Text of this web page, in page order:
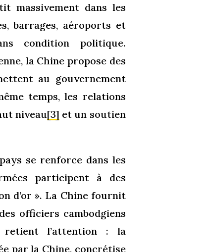
massivement dans les
barrages, aéroports et
condition politique.
la Chine propose des
au gouvernement
temps, les relations
niveau[3] et un soutien
se renforce dans les
participent à des
d’or ». La Chine fournit
officiers cambodgiens
l’attention : la
par la Chine, concrétise